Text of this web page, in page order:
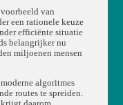
van
een rationele keuze
efficiënte situatie
belangrijker nu
miljoenen mensen
algoritmes
routes te spreiden.